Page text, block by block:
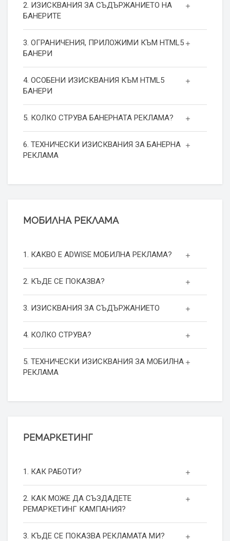
2. ИЗИСКВАНИЯ ЗА СЪДЪРЖАНИЕТО НА
БАНЕРИТЕ
3. ОГРАНИЧЕНИЯ, ПРИЛОЖИМИ КЪМ HTML5
БАНЕРИ
4. ОСОБЕНИ ИЗИСКВАНИЯ КЪМ HTML5
БАНЕРИ
5. КОЛКО СТРУВА БАНЕРНАТА РЕКЛАМА?
6. ТЕХНИЧЕСКИ ИЗИСКВАНИЯ ЗА БАНЕРНА
РЕКЛАМА
МОБИЛНА РЕКЛАМА
1. КАКВО Е ADWISE МОБИЛНА РЕКЛАМА?
2. КЪДЕ СЕ ПОКАЗВА?
3. ИЗИСКВАНИЯ ЗА СЪДЪРЖАНИЕТО
4. КОЛКО СТРУВА?
5. ТЕХНИЧЕСКИ ИЗИСКВАНИЯ ЗА МОБИЛНА
РЕКЛАМА
РЕМАРКЕТИНГ
1. КАК РАБОТИ?
2. КАК МОЖЕ ДА СЪЗДАДЕТЕ
РЕМАРКЕТИНГ КАМПАНИЯ?
3. КЪДЕ СЕ ПОКАЗВА РЕКЛАМАТА МИ?